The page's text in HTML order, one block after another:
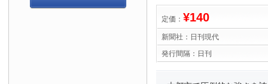
定価： ¥140
新聞社： 日刊現代
発行間隔： 日刊